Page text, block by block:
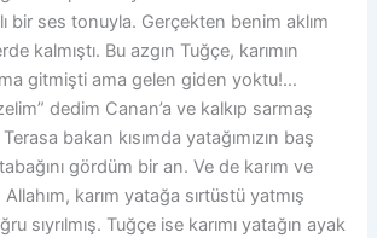
bir ses tonuyla. Gerçekten benim aklım
kalmıştı. Bu azgın Tuğçe, karımın
gitmişti ama gelen giden yoktu!…
dedim Canan’a ve kalkıp sarmaş
bakan kısımda yatağımızın baş
gördüm bir an. Ve de karım ve
karım yatağa sırtüstü yatmış
sıyrılmış. Tuğçe ise karımı yatağın ayak